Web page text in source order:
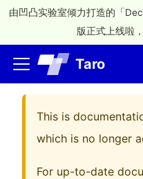
由凹凸实验室倾力打造的「
版正式上线啦
Taro
This is
which is no longer
For up-to-date